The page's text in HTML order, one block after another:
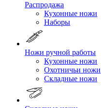
Распродажа
Кухонные ножи
Наборы
Ножи ручной работы
Кухонные ножи
Охотничьи ножи
Складные ножи